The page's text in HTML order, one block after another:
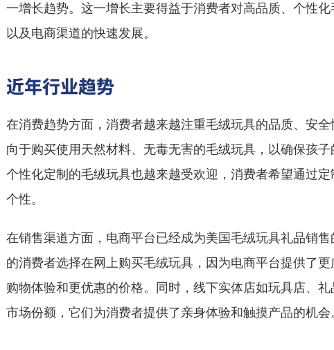
一增长趋势。这一增长主要得益于消费者对高品质、个性化
以及电商渠道的快速发展。
近年行业趋势
在消费趋势方面，消费者越来越注重毛绒玩具的品质、安
向于购买使用天然材料、无毒无害的毛绒玩具，以确保孩子
个性化定制的毛绒玩具也越来越受欢迎，消费者希望通过
个性。
在销售渠道方面，电商平台已经成为美国毛绒玩具礼品销
的消费者选择在网上购买毛绒玩具，因为电商平台提供了
购物体验和更优惠的价格。同时，线下实体店如玩具店、
市场份额，它们为消费者提供了亲身体验和触摸产品的机会